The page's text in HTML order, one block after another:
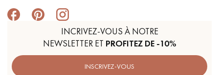
INCRIVEZ-VOUS À NOTRE
NEWSLETTER ET PROFITEZ DE -10%
INSCRIVEZ-VOUS